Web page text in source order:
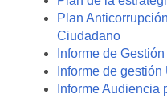
Plan
Ciudadano
Informe de
Informe de
Informe